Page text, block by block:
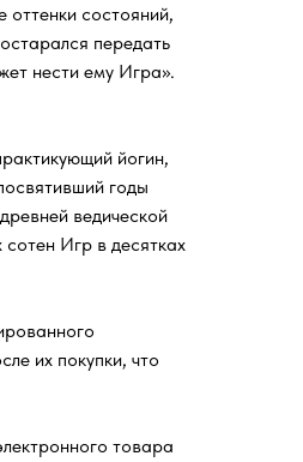
состояний,
передать
нести ему Игра».
йогин,
годы
ведической
Игр в десятках
их покупки, что
товара